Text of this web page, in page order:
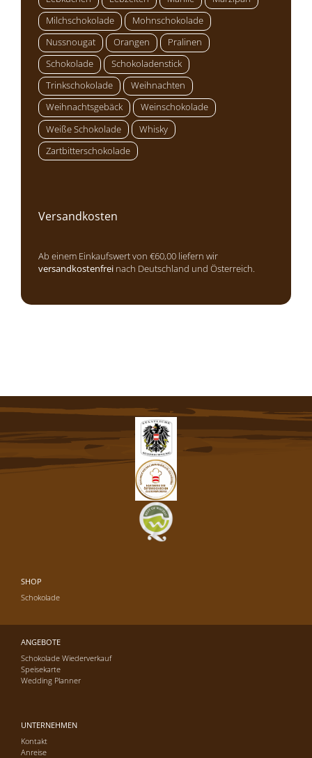
Milchschokolade
Mohnschokolade
Nussnougat
Orangen
Pralinen
Schokolade
Schokoladenstick
Trinkschokolade
Weihnachten
Weihnachtsgebäck
Weinschokolade
Weiße Schokolade
Whisky
Zartbitterschokolade
Versandkosten
Ab einem Einkaufswert von €60,00 liefern wir
versandkostenfrei nach Deutschland und Österreich.
SHOP
Schokolade
ANGEBOTE
Schokolade Wiederverkauf
Speisekarte
Wedding Planner
UNTERNEHMEN
Kontakt
Anreise